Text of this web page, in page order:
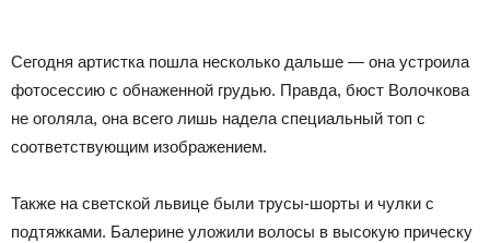
Сегодня артистка пошла несколько дальше — она устроила
фотосессию с обнаженной грудью. Правда, бюст Волочкова
не оголяла, она всего лишь надела специальный топ с
соответствующим изображением.
Также на светской львице были трусы-шорты и чулки с
подтяжками. Балерине уложили волосы в высокую прическу